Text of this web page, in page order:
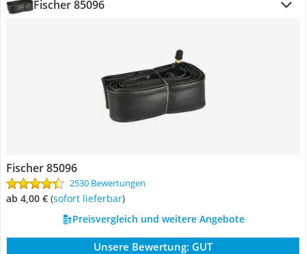
Fischer 85096
Fischer 85096
2530 Bewertungen
ab 4,00 € ( Sofort lieferbar)
Preisvergleich und weitere Angebote
Unsere Bewertung: GUT